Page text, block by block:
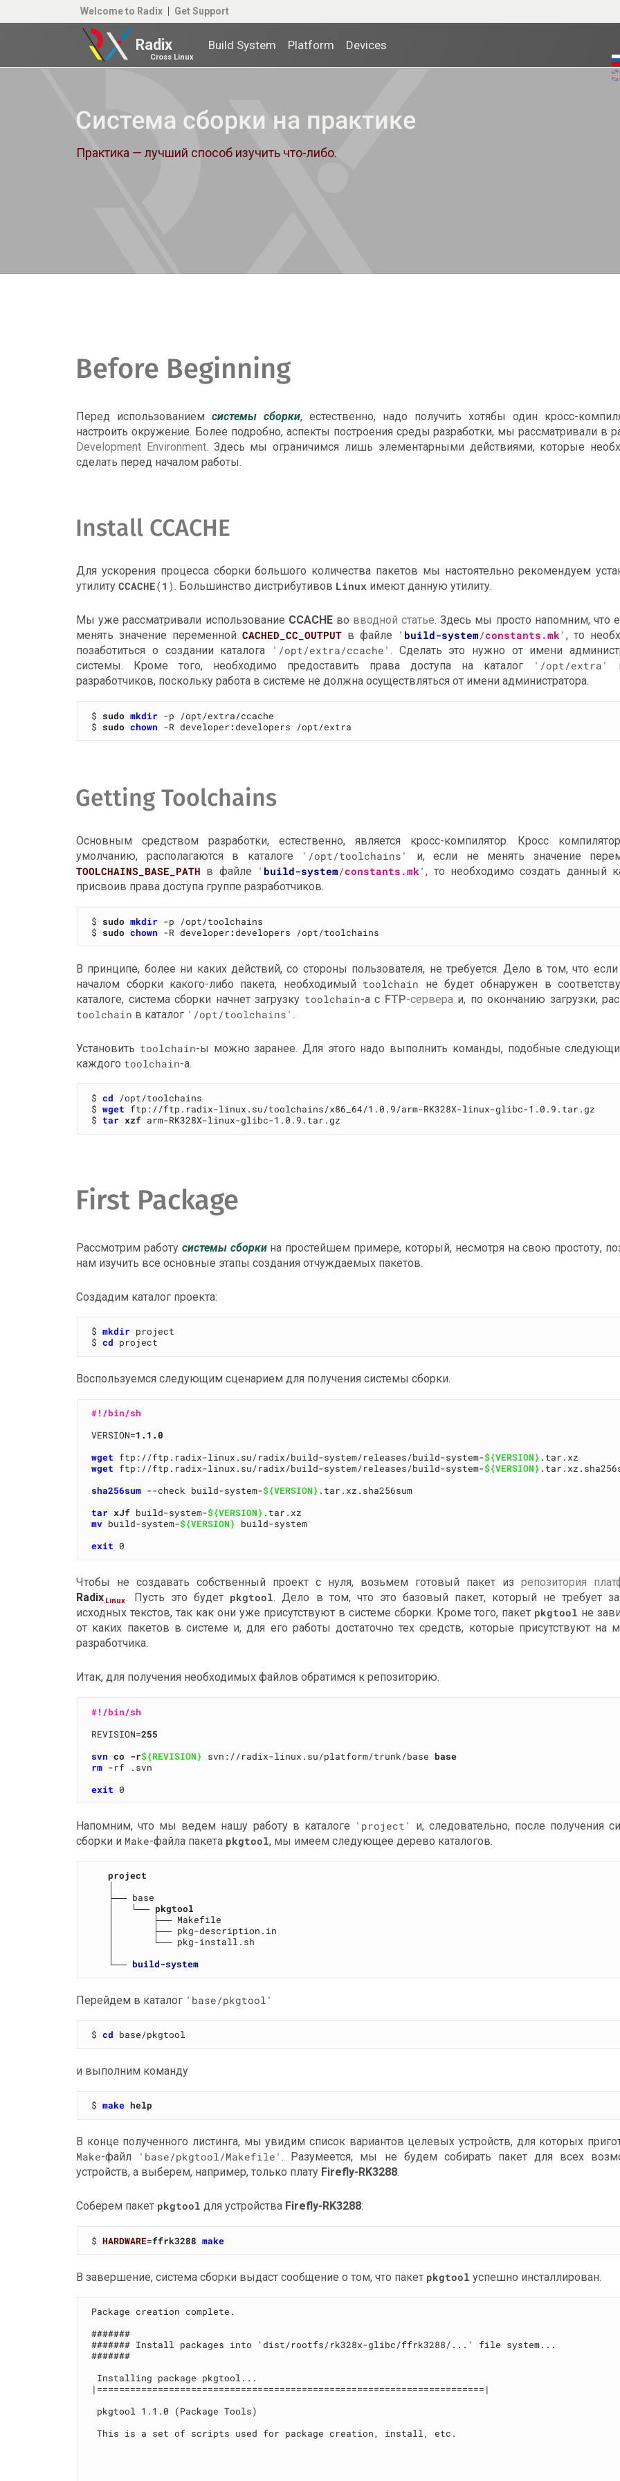
Welcome to Radix Get Support
Radix
Cross Linux
Build System Platform Devices
Система сборки на практике
Практика — лучший способ изучить что-либо.
Before Beginning
Перед использованиемсистемы сборки, естественно, надо получить хотябы один кросс-
настроить окружение. Более подробно, аспекты построения среды разработки, мы рассматривали в
Development Environment. Здесь мы ограничимся лишь элементарными действиями, которые
сделать перед началом работы.
Install CCACHE
Для ускорения процесса сборки большого количества пакетов мы настоятельно рекомендуем
утилитуCCACHE( 1 ). Большинство дистрибутивов Linux имеют данную утилиту.
Мы уже рассматривали использование CCACHEво вводной статье. Здесь мы просто напомним, что
менять значение переменнойCACHED_CC_OUTPUT в файле ' build-system/constants.mk', то
позаботиться о создании каталога
'/opt/extra/ccache' . Сделать это нужно от имени
системы. Кроме того, необходимо предоставить права доступа на каталог
'/opt/extra'
разработчиков, поскольку работа в системе не должна осуществляться от имени администратора.
$ sudo mkdir -p /opt/extra/ccache
$ sudo chown -R developer:
Getting Toolchains
Основным средством разработки, естественно, является кросс-компилятор. Кросс
умолчанию, располагаются в каталоге
'/opt/toolchains'
и, если не менять значение
TOOLCHAINS_BASE_PATH в файле ' build-system/constants.mk', то необходимо создать данный
присвоив права доступа группе разработчиков.
$ sudo mkdir -p /opt/toolchains
$ sudo chown -R developer:
В принципе, более ни каких действий, со стороны пользователя, не требуется. Дело в том, что
началом сборки какого-либо пакета, необходимый toolchain не будет обнаружен в
каталоге, система сборки начнет загрузку toolchain-а с FTP-сервера и, по окончанию загрузки,
toolchain в каталог '/opt/toolchains' .
Установить toolchain-ы можно заранее. Для этого надо выполнить команды, подобные
каждого toolchain-а.
$ cd /opt/toolchains
$ wget ftp://ftp.radix-linux.su/toolchains/x86_64/1.0.9/arm-RK328X-linux-glibc-1.0.9.tar.gz
$ tar xzf
First Package
Рассмотрим работу системы сборкина простейшем примере, который, несмотря на свою простоту,
нам изучить все основные этапы создания отчуждаемых пакетов.
Создадим каталог проекта:
$ mkdir project
$ cd
Воспользуемся следующим сценарием для получения системы сборки.
#!/bin/sh
VERSION=1.1.0
wget ftp://ftp.radix-linux.su/radix/build-system/releases/build-system-${VERSION}
wget ftp://ftp.radix-linux.su/radix/build-system/releases/build-system-${VERSION}
sha256sum --check build-system-${VERSION} .tar.xz.sha256sum
tar xJf build-system-${VERSION}
mv build-system-${VERSION} build-system
exit
Чтобы не создавать собственный проект с нуля, возьмем готовый пакет изрепозитория
Radix.Linux. Пусть это будет pkgtool. Дело в том, что это базовый пакет, который не требует
исходных текстов, так как они уже присутствуют в системе сборки. Кроме того, пакет pkgtool не
от каких пакетов в системе и, для его работы достаточно тех средств, которые присутствуют на
разработчика.
Итак, для получения необходимых файлов обратимся к репозиторию.
#!/bin/sh
REVISION=255
svn co -r${REVISION} svn://radix-linux.su/platform/trunk/base base
rm -rf .svn
exit
Напомним, что мы ведем нашу работу в каталоге 'project'
и, следовательно, после получения
сборки и Make-файла пакета pkgtool, мы имеем следующее дерево каталогов.
project
   ├── base
   │   └──
pkgtool
   │       ├── Makefile
   │       ├── pkg-description.in
   │       └── pkg-install.sh
   └──
build-system
Перейдем в каталог 'base/pkgtool'
$ cd
и выполним команду
$ make help
В конце полученного листинга, мы увидим список вариантов целевых устройств, для которых
Make-файл 'base/pkgtool/Makefile'. Разумеется, мы не будем собирать пакет для всех
устройств, а выберем, например, только плату Firefly-RK3288.
Соберем пакет pkgtool для устройства Firefly-RK3288:
$ HARDWARE=ffrk3288 make
В завершение, система сборки выдаст сообщение о том, что пакет pkgtool успешно инсталлирован.
Package creation complete.
#######
####### Install packages into 'dist/rootfs/rk328x-glibc/ffrk3288/...' file system...
#######
Installing package pkgtool...
|======================================================================|
pkgtool 1.1.0 (Package Tools)
This is a set of scripts used for package creation, install, etc.